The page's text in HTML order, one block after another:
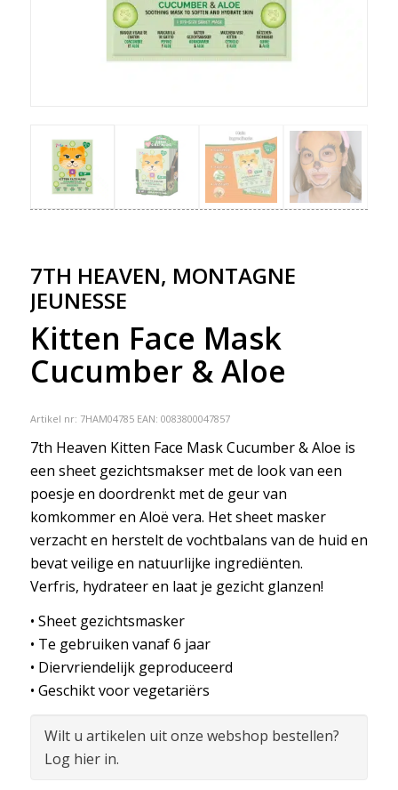
7TH HEAVEN, MONTAGNE
JEUNESSE
Kitten Face Mask
Cucumber & Aloe
Artikel nr: 7HAM04785 EAN: 0083800047857
7th Heaven Kitten Face Mask Cucumber & Aloe is
een sheet gezichtsmakser met de look van een
poesje en doordrenkt met de geur van
komkommer en Aloë vera. Het sheet masker
verzacht en herstelt de vochtbalans van de huid en
bevat veilige en natuurlijke ingrediënten.
Verfris, hydrateer en laat je gezicht glanzen!
• Sheet gezichtsmasker
• Te gebruiken vanaf 6 jaar
• Diervriendelijk geproduceerd
• Geschikt voor vegetariërs
Wilt u artikelen uit onze webshop bestellen?
Log hier in.